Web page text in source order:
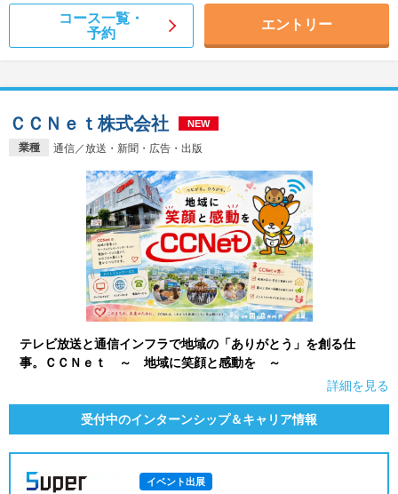
コース一覧・
予約
エントリー
業種 通信／放送・新聞・広告・出版
ＣＣＮｅｔ株式会社 NEW
テレビ放送と通信インフラで地域の「ありがとう」を創る仕
事。ＣＣＮｅｔ ～ 地域に笑顔と感動を ～
詳細を見る
受付中のインターンシップ＆キャリア情報
イベント出展